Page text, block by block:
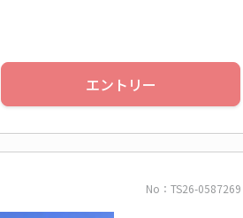
エントリー
No：TS26-0587269